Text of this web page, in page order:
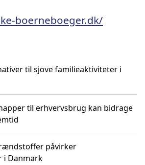
boerneboeger.dk/
til sjove familieaktiviteter i
til erhvervsbrug kan bidrage
påvirker
i Danmark